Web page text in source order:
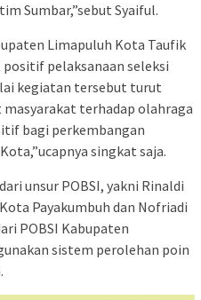
Sumbar,”sebut Syaiful.
Limapuluh Kota Taufik
pelaksanaan seleksi
kegiatan tersebut turut
terhadap olahraga
bagi perkembangan
singkat saja.
unsur POBSI, yakni Rinaldi
Payakumbuh dan Nofriadi
POBSI Kabupaten
sistem perolehan poin